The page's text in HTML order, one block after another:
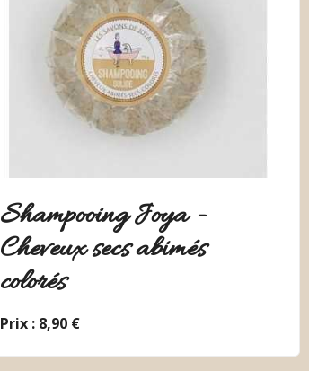
Shampooing Joya -
Cheveux secs abimés
colorés
Prix : 8,90 €